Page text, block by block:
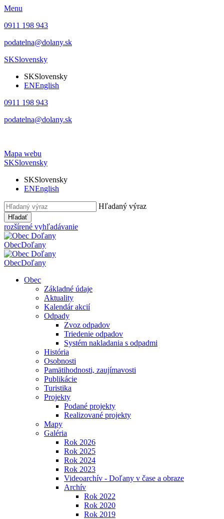
Menu
0911 198 943
podatelna@dolany.sk
SKSlovensky
SKSlovensky
ENEnglish
0911 198 943
podatelna@dolany.sk
Mapa webu
SKSlovensky
SKSlovensky
ENEnglish
Hľadaný výraz
Hľadať
rozšírené vyhľadávanie
ObecDoľany
ObecDoľany
Obec
Základné údaje
Aktuality
Kalendár akcií
Odpady
Zvoz odpadov
Triedenie odpadov
Systém nakladania s odpadmi
História
Osobnosti
Pamätihodnosti, zaujímavosti
Publikácie
Turistika
Projekty
Podané projekty
Realizované projekty
Mapy
Galéria
Rok 2026
Rok 2025
Rok 2024
Rok 2023
Videoarchív - Doľany v čase a obraze
Archív
Rok 2022
Rok 2020
Rok 2019